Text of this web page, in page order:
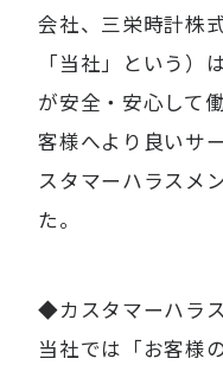
会社、三栄時計株
「当社」という）
が安全・安心して
客様へより良いサ
スタマーハラスメ
た。
◆カスタマーハラ
当社では「お客様